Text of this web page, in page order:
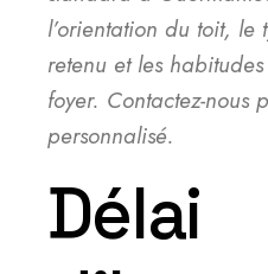
l’orientation du toit, le
retenu et les
foyer. Contactez-nous
personnalisé.
Délai